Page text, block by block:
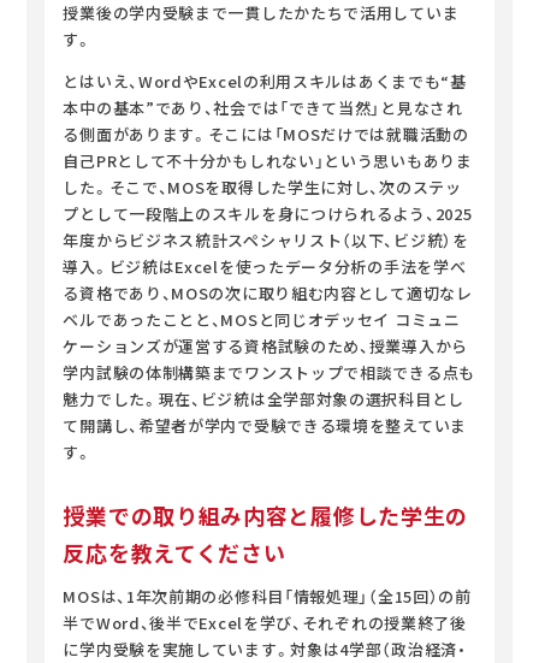
授業後の学内受験まで一貫したかたちで活用していま
す。
とはいえ、WordやExcelの利用スキルはあくまでも“基
本中の基本”であり、社会では「できて当然」と見なされ
る側面があります。そこには「MOSだけでは就職活動の
自己PRとして不十分かもしれない」という思いもありま
した。そこで、MOSを取得した学生に対し、次のステッ
プとして一段階上のスキルを身につけられるよう、2025
年度からビジネス統計スペシャリスト（以下、ビジ統）を
導入。ビジ統はExcelを使ったデータ分析の手法を学べ
る資格であり、MOSの次に取り組む内容として適切なレ
ベルであったことと、MOSと同じオデッセイ コミュニ
ケーションズが運営する資格試験のため、授業導入から
学内試験の体制構築までワンストップで相談できる点も
魅力でした。現在、ビジ統は全学部対象の選択科目とし
て開講し、希望者が学内で受験できる環境を整えていま
す。
授業での取り組み内容と履修した学生の
反応を教えてください
MOSは、1年次前期の必修科目「情報処理」（全15回）の前
半でWord、後半でExcelを学び、それぞれの授業終了後
に学内受験を実施しています。対象は4学部（政治経済・